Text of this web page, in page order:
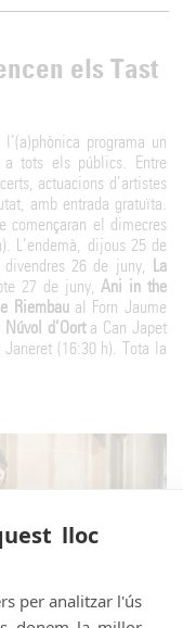
els Tast
programa un
a tots els públics. Entre
actuacions d’artistes
amb entrada gratuïta.
començaran el dimecres
L’endemà, dijous 25 de
26 de juny, La
27 de juny,Ani in the
Riembaual Forn Jaume
Núvol d’Oorta Can Japet
(16:30 h). Tota la
lloc
per analitzar l'ús